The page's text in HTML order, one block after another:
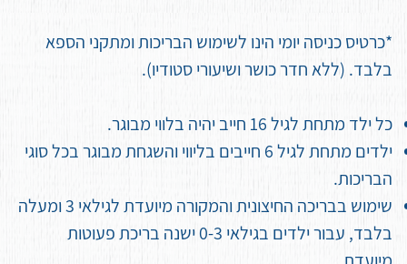
*כרטיס כניסה יומי הינו לשימוש הבריכות ומתקני הספא
בלבד. (ללא חדר כושר ושיעורי סטודיו).
כל ילד מתחת לגיל 16 חייב יהיה בלווי מבוגר.
ילדים מתחת לגיל 6 חייבים בליווי והשגחת מבוגר בכל סוגי
הבריכות.
שימוש בבריכה החיצונית והמקורה מיועדת לגילאי 3 ומעלה
בלבד, עבור ילדים בגילאי 0-3 ישנה בריכת פעוטות